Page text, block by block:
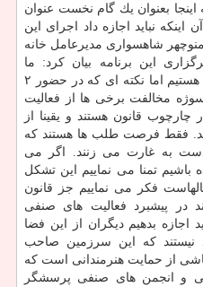
اینجا بعنوان یك گام نخست عنوان
نباید اجازه داد اجرای این
شاهسواری مدیرعامل خانه
این برنامه بیان كرد: ما
هنرمندان جامعه ای به هم پیوسته هستیم اما نكته ای كه در حضور ۲
مخالفت برخی ها از فعالیت
قانون هستند و یقینا از
فقط فرصت طلب ها هستند كه
به غارت می زنند. اگر می
باشیم تمنا می نماییم این تشكل
فكر می نماییم جز قانون
در پیشبرد فعالیت های صنفی
اجازه بدهیم دیگران از این فضا
نیستند كه این سرزمین صاحب
از حمایت هنرمندانی است كه
و انجمن های صنفی پرسشگر